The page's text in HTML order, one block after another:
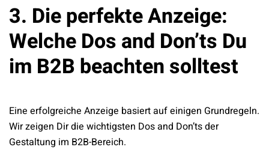
3. Die perfekte Anzeige:
Welche Dos and Don’ts Du
im B2B beachten solltest
Eine erfolgreiche Anzeige basiert auf einigen Grundregeln.
Wir zeigen Dir die wichtigsten Dos and Don’ts der
Gestaltung im B2B-Bereich.